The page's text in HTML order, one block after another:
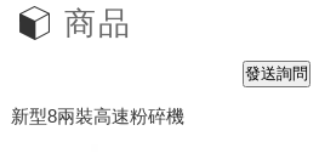
商品
新型8兩裝高速粉碎機